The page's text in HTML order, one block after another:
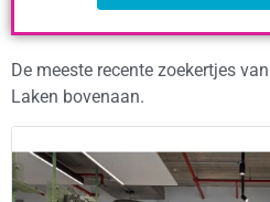
De meeste recente zoekertjes
Laken bovenaan.